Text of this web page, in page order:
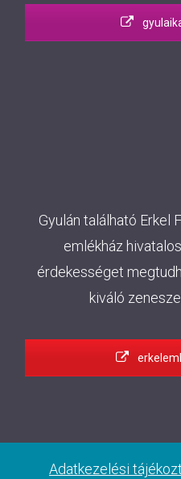
Gyulán található Erkel
emlékház
érdekességet
kiváló
Adatkezelési